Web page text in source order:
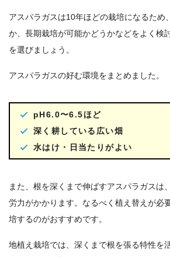
アスパラガスは10年ほどの栽培になるため
か、長期栽培が可能かどうかなどをよく検
を選びましょう。
アスパラガスの好む環境をまとめました。
pH6.0〜6.5ほど
深く耕している広い畑
水はけ・日当たりがよい
また、根を深くまで伸ばすアスパラガスは
労力がかかります。なるべく植え替えが必
培するのがおすすめです。
地植え栽培では、深くまで根を張る特性を